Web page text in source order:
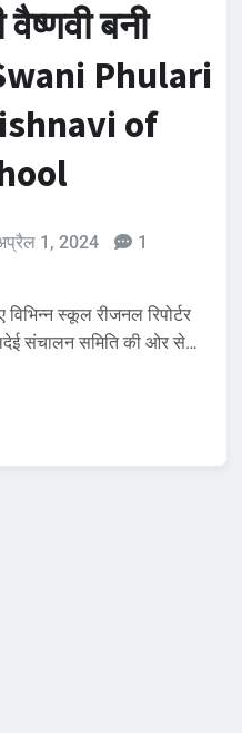
बनी
Phulari
of
1, 2024 1
स्कूल रीजनल रिपोर्टर
संचालन समिति की ओर से…